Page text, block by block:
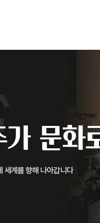
가 문화
세계를 향해 나아갑니다